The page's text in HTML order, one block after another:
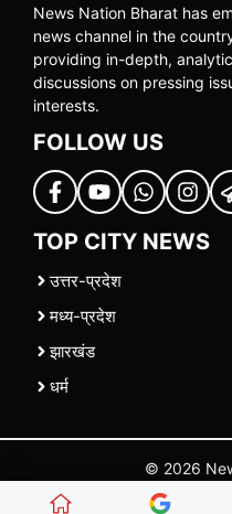
News Nation Bharat has
news channel in the
providing in-depth,
discussions on pressing
interests.
FOLLOW US
TOP CITY NEWS
उत्तर-प्रदेश
मध्य-प्रदेश
झारखंड
धर्म
© 2026
| |Contact Us